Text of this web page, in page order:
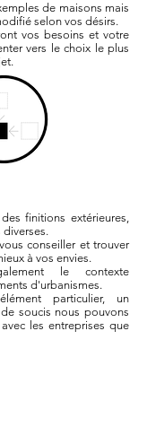
de maisons mais
selon vos désirs.
vos besoins et votre
vers le choix le plus
finitions extérieures,
diverses.
conseiller et trouver
à vos envies.
le contexte
d'urbanismes.
particulier, un
soucis nous pouvons
les entreprises que